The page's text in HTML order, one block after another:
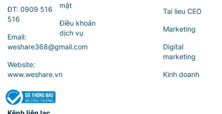
ĐT: 0909 516
516
Email:
weshare368@gmail.com
Website:
www.weshare.vn
mật
Điều khoản
dịch vụ
Tai lieu CEO
Marketing
Digital
marketing
Kinh doanh